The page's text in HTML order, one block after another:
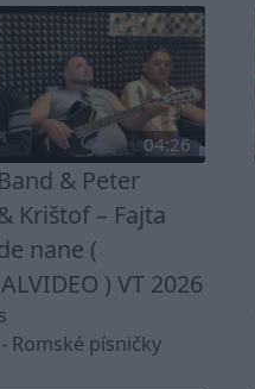
04:26
& Peter
Krištof – Fajta
nane (
) VT 2026
Romské písničky